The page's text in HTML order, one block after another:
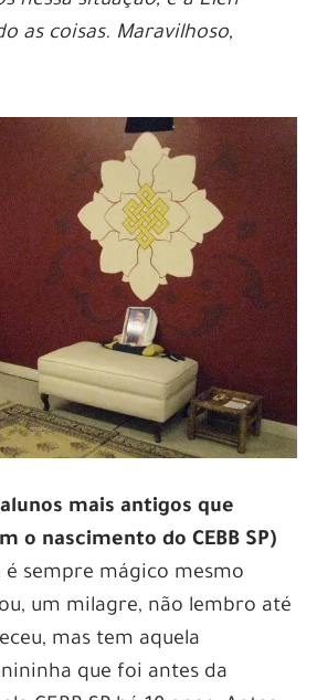
as coisas. Maravilhoso,
mais antigos que
o nascimento do CEBB SP)
é sempre mágico mesmo
um milagre, não lembro até
mas tem aquela
que foi antes da